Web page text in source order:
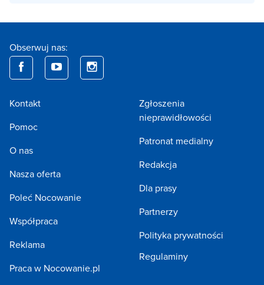
Obserwuj nas:
Kontakt
Pomoc
O nas
Nasza oferta
Poleć Nocowanie
Współpraca
Reklama
Praca w Nocowanie.pl
Zgłoszenia
nieprawidłowości
Patronat medialny
Redakcja
Dla prasy
Partnerzy
Polityka prywatności
Regulaminy